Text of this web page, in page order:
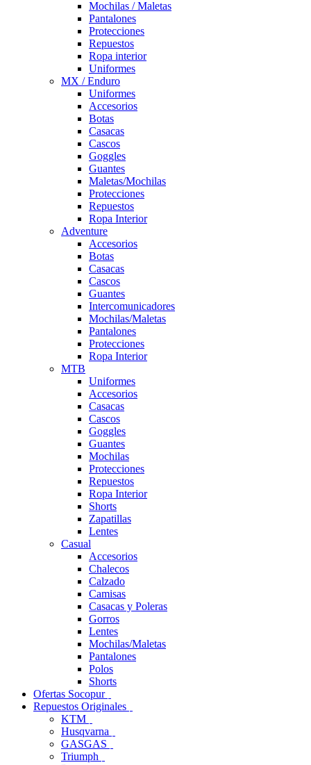
Mochilas / Maletas
Pantalones
Protecciones
Repuestos
Ropa interior
Uniformes
MX / Enduro
Uniformes
Accesorios
Botas
Casacas
Cascos
Goggles
Guantes
Maletas/Mochilas
Protecciones
Repuestos
Ropa Interior
Adventure
Accesorios
Botas
Casacas
Cascos
Guantes
Intercomunicadores
Mochilas/Maletas
Pantalones
Protecciones
Ropa Interior
MTB
Uniformes
Accesorios
Casacas
Cascos
Goggles
Guantes
Mochilas
Protecciones
Repuestos
Ropa Interior
Shorts
Zapatillas
Lentes
Casual
Accesorios
Chalecos
Calzado
Camisas
Casacas y Poleras
Gorros
Lentes
Mochilas/Maletas
Pantalones
Polos
Shorts
Ofertas Socopur
Repuestos Originales
KTM
Husqvarna
GASGAS
Triumph